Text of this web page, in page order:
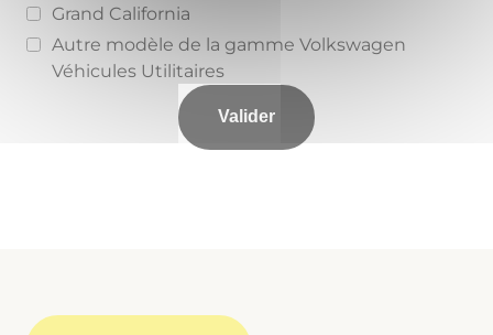
Grand California
Autre modèle de la gamme Volkswagen
Véhicules Utilitaires